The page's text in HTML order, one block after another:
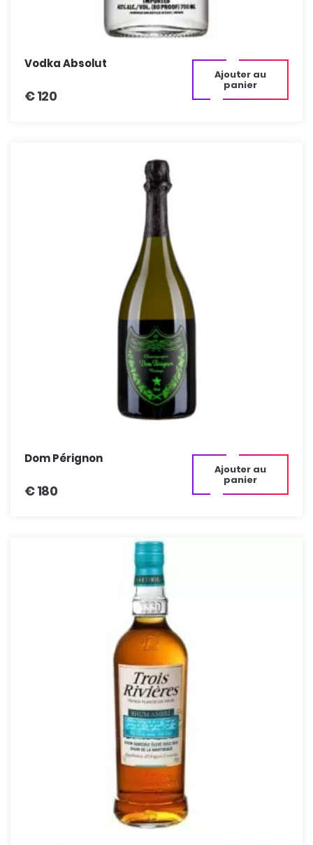
Vodka Absolut
€120
Ajouter au
panier
Dom Pérignon
€180
Ajouter au
panier